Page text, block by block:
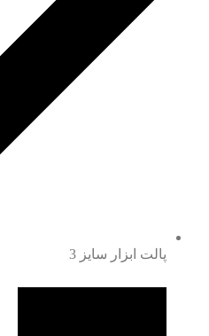
پالت ابزار سایز 3